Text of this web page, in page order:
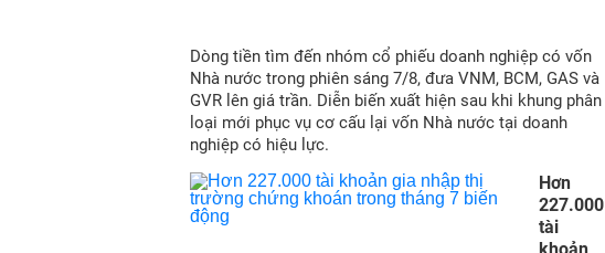
Dòng tiền tìm đến nhóm cổ phiếu doanh nghiệp có vốn
Nhà nước trong phiên sáng 7/8, đưa VNM, BCM, GAS và
GVR lên giá trần. Diễn biến xuất hiện sau khi khung phân
loại mới phục vụ cơ cấu lại vốn Nhà nước tại doanh
nghiệp có hiệu lực.
Hơn
227.000
tài